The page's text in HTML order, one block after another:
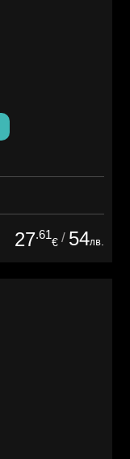
27.61
€ / 54лв.